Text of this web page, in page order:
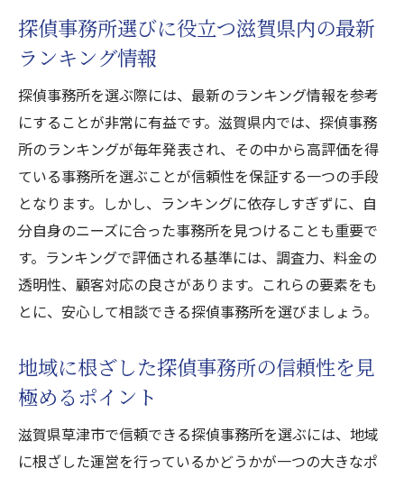
方
ランキング情報から見る草津市の探偵事務
所動向
実績と評判で選ぶ探偵事務所の信頼性
ランキング情報を活用した探偵事務所選び
のコツ
信頼性を見極めるための重要な評価基準
草津市で探偵事務所を選ぶ際に知っておくべき
重要なポイント
探偵事務所選びで失敗しないための重要ポ
イント
初めてでも安心、探偵事務所選びのステッ
プ
探偵事務所選びにおける費用面の注意点
信頼できる探偵事務所選びのためのリサー
探偵事務所選びに役立つ滋賀県内の最新
ランキング情報
探偵事務所を選ぶ際には、最新のランキング情報を参考
にすることが非常に有益です。滋賀県内では、探偵事務
所のランキングが毎年発表され、その中から高評価を得
ている事務所を選ぶことが信頼性を保証する一つの手段
となります。しかし、ランキングに依存しすぎずに、自
分自身のニーズに合った事務所を見つけることも重要で
す。ランキングで評価される基準には、調査力、料金の
透明性、顧客対応の良さがあります。これらの要素をも
とに、安心して相談できる探偵事務所を選びましょう。
地域に根ざした探偵事務所の信頼性を見
極めるポイント
滋賀県草津市で信頼できる探偵事務所を選ぶには、地域
に根ざした運営を行っているかどうかが一つの大きなポ